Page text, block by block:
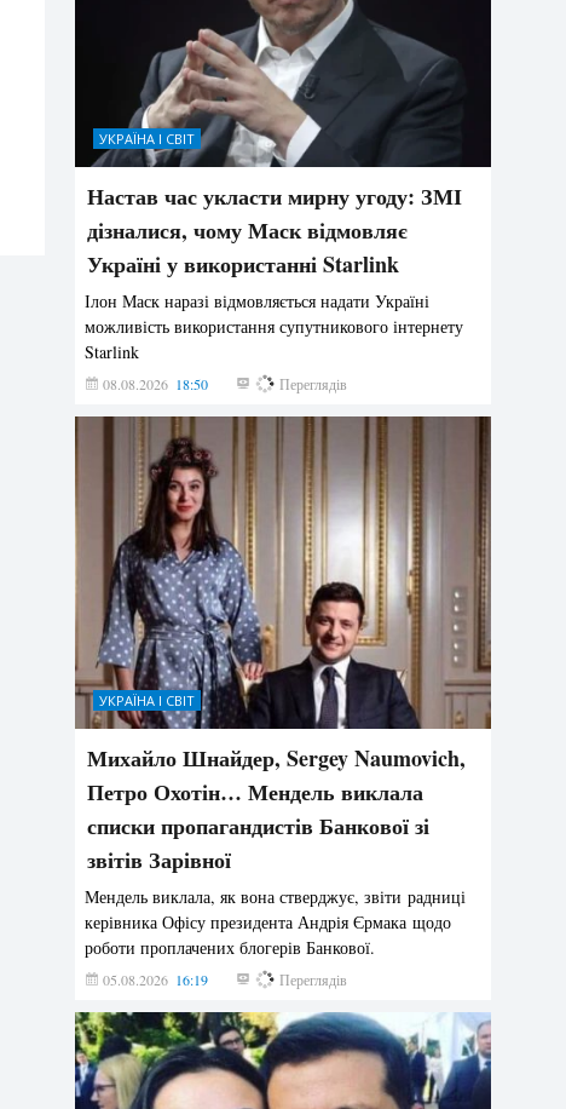
УКРАЇНА І СВІТ
Настав час укласти мирну угоду: ЗМІ
дізналися, чому Маск відмовляє
Україні у використанні Starlink
Ілон Маск наразі відмовляється надати Україні
можливість використання супутникового інтернету
Starlink
08.08.2026 18:50 334 Переглядів
УКРАЇНА І СВІТ
Михайло Шнайдер, Sergey Naumovich,
Петро Охотін… Мендель виклала
списки пропагандистів Банкової зі
звітів Зарівної
Мендель виклала, як вона стверджує, звіти радниці
керівника Офісу президента Андрія Єрмака щодо
роботи проплачених блогерів Банкової.
05.08.2026 16:19 260 Переглядів